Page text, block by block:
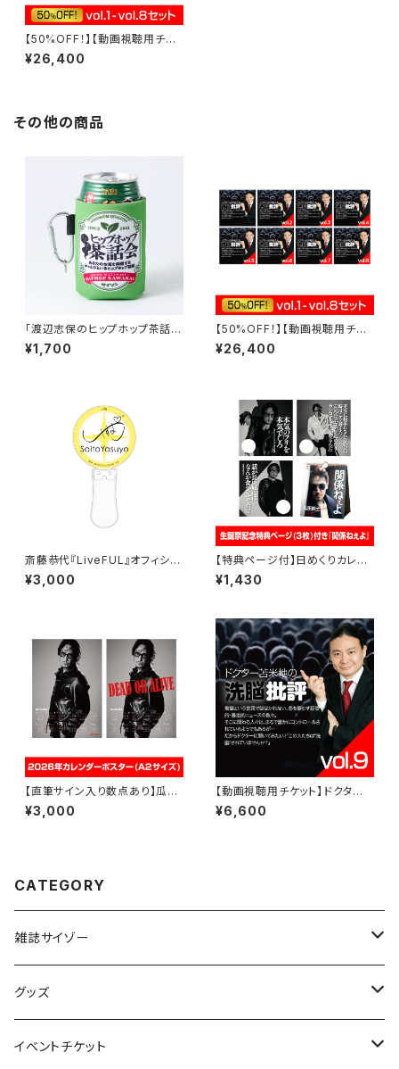
【50%OFF！】【動画視聴用チケ
ット】ドクター苫米地の洗脳批評
vol.1-vol.8セット
¥26,400
その他の商品
「渡辺志保のヒップホップ茶話
会」公式グッズ・カラビナ付きどこ
でも茶話会クージー
¥1,700
【50%OFF！】【動画視聴用チケ
ット】ドクター苫米地の洗脳批評
vol.1-vol.8セット
¥26,400
斎藤恭代『LiveFUL』オフィシャ
ルペンライト
¥3,000
【特典ページ付】日めくりカレン
ダー「関係ねぇよ」／瓜田純士
¥1,430
【直筆サイン入り数点あり】瓜田
純士 2026年カレンダーポスタ
ー(A2サイズ)
¥3,000
【動画視聴用チケット】ドクター
苫米地の洗脳批評vol.9
¥6,600
CATEGORY
雑誌サイゾー
橘和奈表紙出演記念！「サイゾー2025年11月号」
Yoru出演記念！ポスター付「サイゾー2025年8月号」
グッズ
DDT プロレスリング グッズ
イベントチケット